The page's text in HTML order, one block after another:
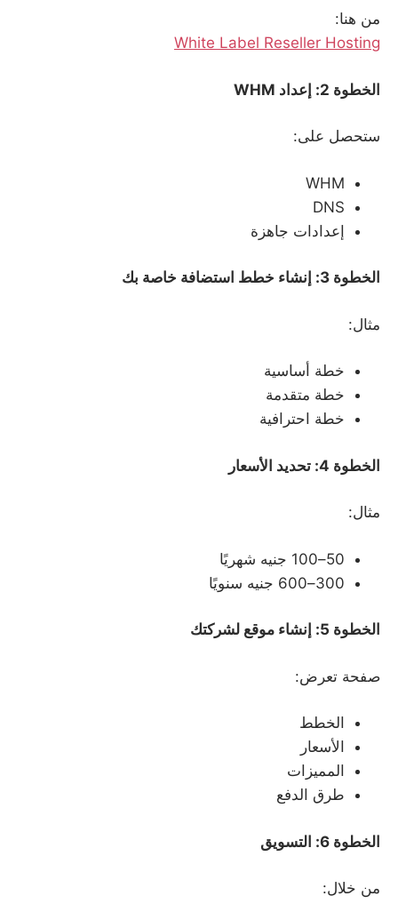
من هنا:
White Label Reseller Hosting
الخطوة 2: إعداد
ستحصل على:
WHM
DNS
إعدادات جاهزة
الخطوة 3: إنشاء خطط استضافة خاصة بك
مثال:
خطة أساسية
خطة متقدمة
خطة احترافية
الخطوة 4: تحديد الأسعار
مثال:
50–100 جنيه شهريًا
300–600 جنيه سنويًا
الخطوة 5: إنشاء موقع لشركتك
صفحة تعرض:
الخطط
الأسعار
المميزات
طرق الدفع
الخطوة 6: التسويق
من خلال: